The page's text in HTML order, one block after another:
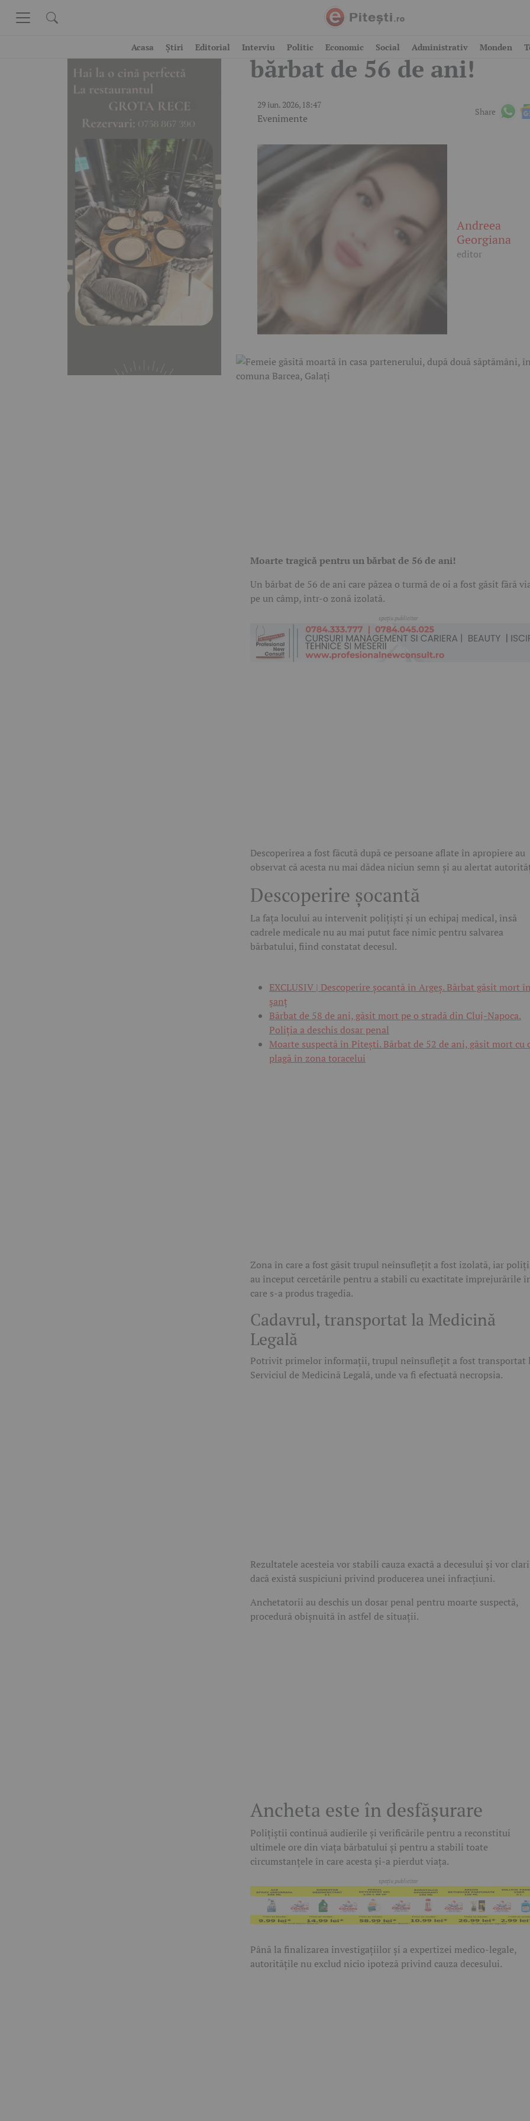
Acasa Știri Editorial Interviu Politic Economic Social Administrativ Monden
Moarte tragică pentru
bărbat de 56 de ani!
29 iun. 2026, 18:47
Evenimente
Share
Andreea
Georgiana
editor
Moarte tragică pentru un bărbat de 56 de ani!
Un bărbat de 56 de ani care păzea o turmă de oi a fost găsit fără
pe un câmp, într-o zonă izolată.
Descoperirea a fost făcută după ce persoane aflate în apropiere au
observat că acesta nu mai dădea niciun semn și au alertat
Descoperire șocantă
La fața locului au intervenit polițiști și un echipaj medical, însă
cadrele medicale nu au mai putut face nimic pentru salvarea
bărbatului, fiind constatat decesul.
EXCLUSIV | Descoperire șocantă în Argeș. Bărbat găsit mort
șanț
Bărbat de 58 de ani, găsit mort pe o stradă din Cluj-Napoca.
Poliția a deschis dosar penal
Moarte suspectă în Pitești. Bărbat de 52 de ani, găsit mort cu
plagă în zona toracelui
Zona în care a fost găsit trupul neînsuflețit a fost izolată, iar
au început cercetările pentru a stabili cu exactitate împrejurările
care s-a produs tragedia.
Cadavrul, transportat la Medicină
Legală
Potrivit primelor informații, trupul neînsuflețit a fost transportat
Serviciul de Medicină Legală, unde va fi efectuată necropsia.
Rezultatele acesteia vor stabili cauza exactă a decesului și vor
dacă există suspiciuni privind producerea unei infracțiuni.
Anchetatorii au deschis un dosar penal pentru moarte suspectă,
procedură obișnuită în astfel de situații.
Ancheta este în desfășurare
Polițiștii continuă audierile și verificările pentru a reconstitui
ultimele ore din viața bărbatului și pentru a stabili toate
circumstanțele în care acesta și-a pierdut viața.
Până la finalizarea investigațiilor și a expertizei medico-legale,
autoritățile nu exclud nicio ipoteză privind cauza decesului.